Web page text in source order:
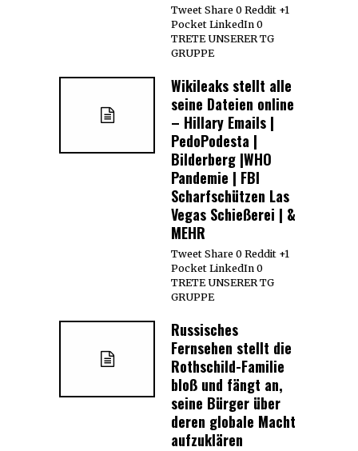
Tweet Share 0 Reddit +1
Pocket LinkedIn 0
TRETE UNSERER TG
GRUPPE
Wikileaks stellt alle
seine Dateien online
– Hillary Emails |
PedoPodesta |
Bilderberg |WHO
Pandemie | FBI
Scharfschützen Las
Vegas Schießerei | &
MEHR
Tweet Share 0 Reddit +1
Pocket LinkedIn 0
TRETE UNSERER TG
GRUPPE
Russisches
Fernsehen stellt die
Rothschild-Familie
bloß und fängt an,
seine Bürger über
deren globale Macht
aufzuklären